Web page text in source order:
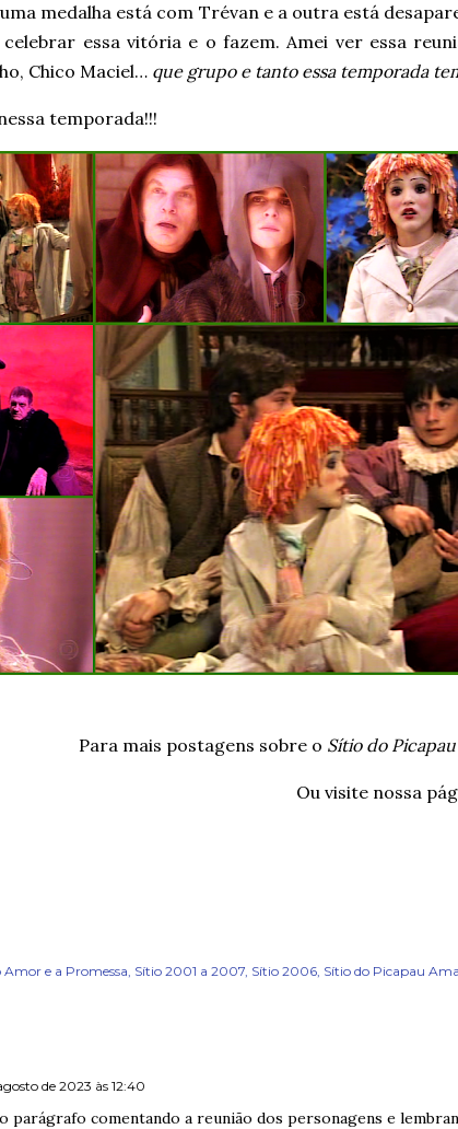
medalha está com Trévan e a outra está
essa vitória e o fazem. Amei ver essa
Chico Maciel… que grupo e tanto essa temporada
temporada!!!
Para mais postagens sobre o Sítio do
Ou visite nossa
Amor e a Promessa Sítio 2001 a 2007 Sítio 2006 Sítio do Picapau
de 2023 às 12:40
parágrafo comentando a reunião dos personagens e